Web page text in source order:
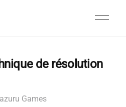
de résolution
Games